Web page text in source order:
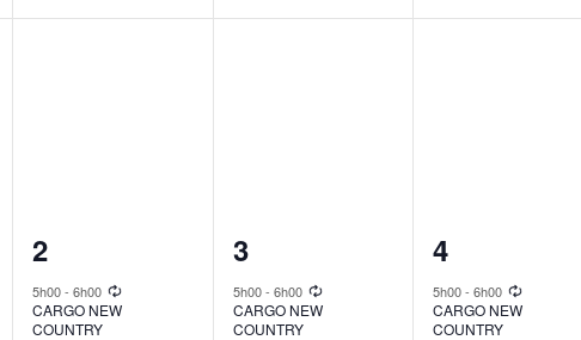
1
event,
2
5h00- 6h00
CARGO NEW
COUNTRY
1
event,
3
5h00- 6h00
CARGO NEW
COUNTRY
1
event,
4
5h00-6h00
CARGO NEW
COUNTRY